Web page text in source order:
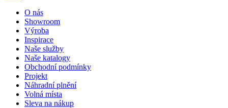
O nás
Showroom
Výroba
Inspirace
Naše služby
Naše katalogy
Obchodní podmínky
Projekt
Náhradní plnění
Volná místa
Sleva na nákup